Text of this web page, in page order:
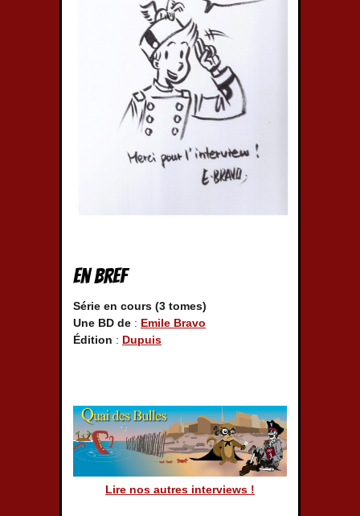
En bref
Série en cours (3 tomes)
Une BD de : Emile Bravo
Édition : Dupuis
Lire nos autres interviews !